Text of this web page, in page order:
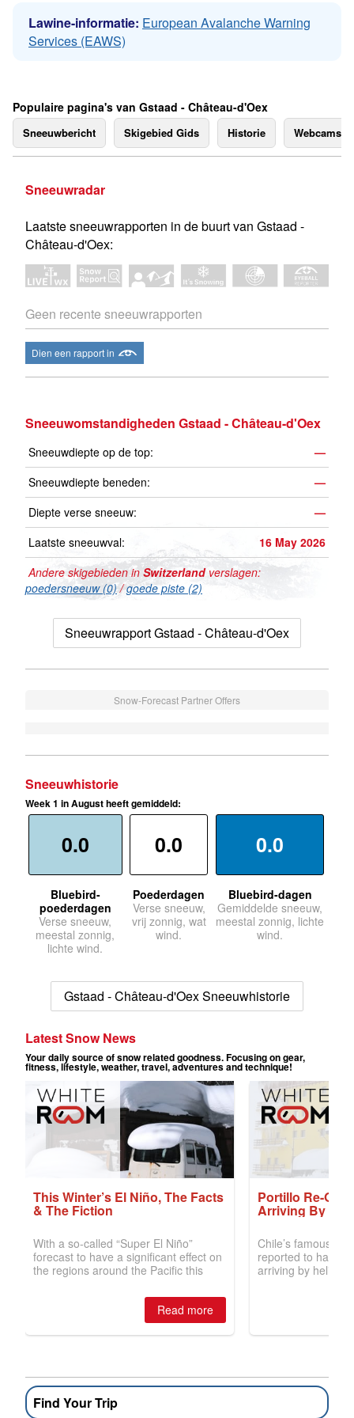
Lawine-informatie: European Avalanche Warning
Services (EAWS)
Populaire pagina's van Gstaad - Château-d'Oex
Sneeuwbericht Skigebied Gids Historie Webcams
Sneeuwradar
Laatste sneeuwrapporten in de buurt van Gstaad -
Château-d'Oex:
Geen recente sneeuwrapporten
Dien een rapport in
Sneeuwomstandigheden Gstaad - Château-d'Oex
Sneeuwdiepte op de top:
—
Sneeuwdiepte beneden:
—
Diepte verse sneeuw:
—
Laatste sneeuwval:
16 May 2026
Andere skigebieden in Switzerlandverslagen:
poedersneeuw (0)/goede piste (2)
Sneeuwrapport Gstaad - Château-d'Oex
Snow-Forecast Partner Offers
Sneeuwhistorie
Week 1 in August heeft gemiddeld:
0.0
Bluebird-
poederdagen
Verse sneeuw,
meestal zonnig,
lichte wind.
0.0
Poederdagen
Verse sneeuw,
vrij zonnig, wat
wind.
0.0
Bluebird-dagen
Gemiddelde sneeuw,
meestal zonnig, lichte
wind.
Gstaad - Château-d'Oex Sneeuwhistorie
Find Your Trip